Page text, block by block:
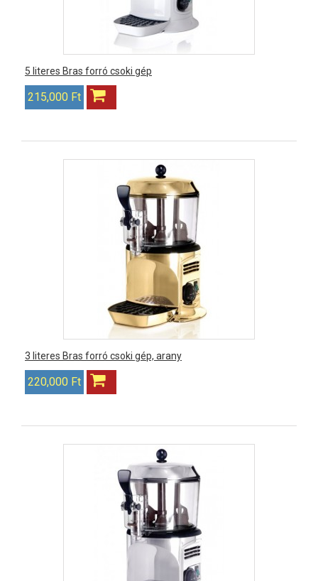
5 literes Bras forró csoki gép
215,000 Ft
3 literes Bras forró csoki gép, arany
220,000 Ft